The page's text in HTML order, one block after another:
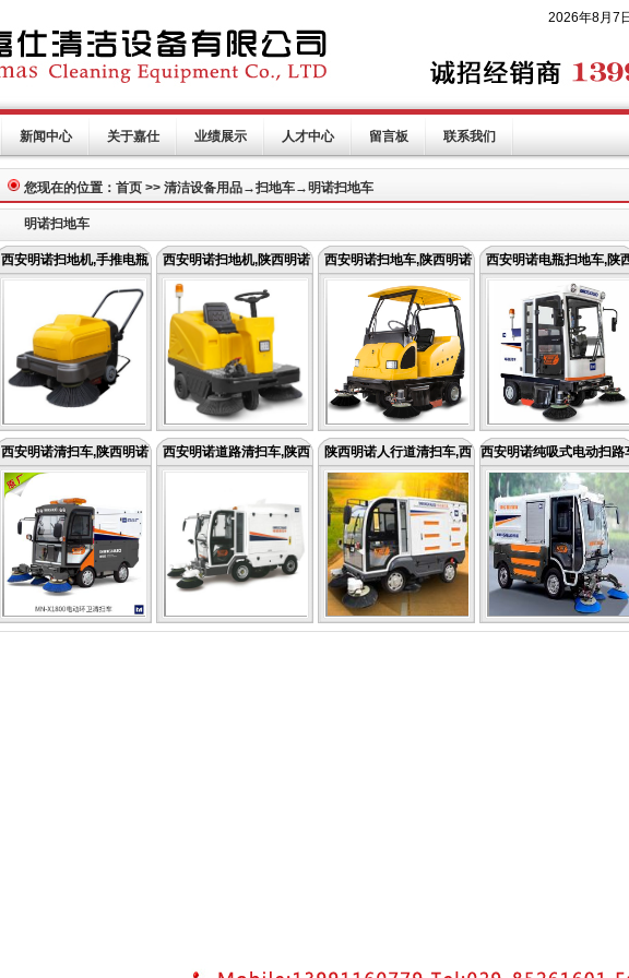
2026年8月7
新闻中心 关于嘉仕 业绩展示 人才中心 留言板 联系我们
您现在的位置：首页 >> 清洁设备用品→扫地车→明诺扫地车
明诺扫地车
西安明诺扫地机,手推电瓶 西安明诺扫地机,陕西明诺 西安明诺扫地车,陕西明诺 西安明诺电瓶扫地车,陕
西安明诺清扫车,陕西明诺 西安明诺道路清扫车,陕西 陕西明诺人行道清扫车,西 西安明诺纯吸式电动扫路